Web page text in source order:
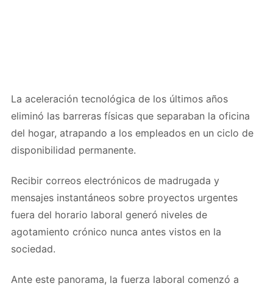
La aceleración tecnológica de los últimos años
eliminó las barreras físicas que separaban la oficina
del hogar, atrapando a los empleados en un ciclo de
disponibilidad permanente.
Recibir correos electrónicos de madrugada y
mensajes instantáneos sobre proyectos urgentes
fuera del horario laboral generó niveles de
agotamiento crónico nunca antes vistos en la
sociedad.
Ante este panorama, la fuerza laboral comenzó a